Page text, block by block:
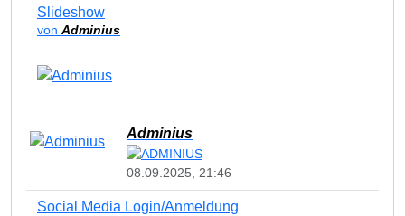
Slideshow
von Adminius
Adminius
08.09.2025, 21:46
Social Media Login/Anmeldung